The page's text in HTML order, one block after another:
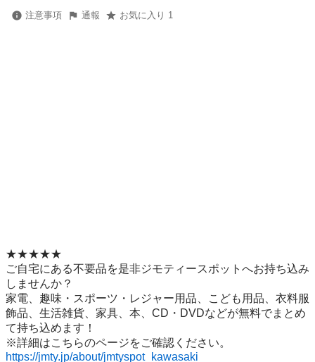
注意事項 通報 お気に入り 1
★★★★★
ご自宅にある不要品を是非ジモティースポットへお持ち込み
しませんか？
家電、趣味・スポーツ・レジャー用品、こども用品、衣料服
飾品、生活雑貨、家具、本、CD・DVDなどが無料でまとめ
て持ち込めます！
https://jmty.jp/about/jmtyspot_kawasaki